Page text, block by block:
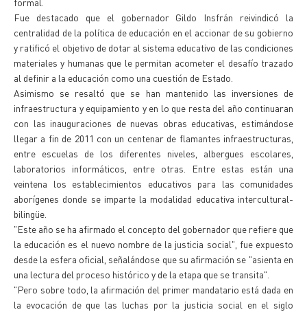
Fue destacado que el gobernador Gildo Insfrán reivindicó la
centralidad de la política de educación en el accionar de su gobierno
y ratificó el objetivo de dotar al sistema educativo de las condiciones
materiales y humanas que le permitan acometer el desafío trazado
al definir a la educación como una cuestión de Estado.
Asimismo se resaltó que se han mantenido las inversiones de
infraestructura y equipamiento y en lo que resta del año continuaran
con las inauguraciones de nuevas obras educativas, estimándose
llegar a fin de 2011 con un centenar de flamantes infraestructuras,
entre escuelas de los diferentes niveles, albergues escolares,
laboratorios informáticos, entre otras. Entre estas están una
veintena los establecimientos educativos para las comunidades
aborígenes donde se imparte la modalidad educativa intercultural-
bilingüe.
"Este año se ha afirmado el concepto del gobernador que refiere que
la educación es el nuevo nombre de la justicia social", fue expuesto
desde la esfera oficial, señalándose que su afirmación se "asienta en
una lectura del proceso histórico y de la etapa que se transita".
"Pero sobre todo, la afirmación del primer mandatario está dada en
la evocación de que las luchas por la justicia social en el siglo